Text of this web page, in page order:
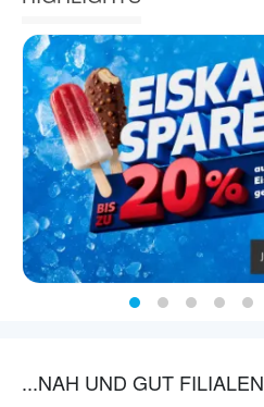
...NAH UND GUT FILIALEN